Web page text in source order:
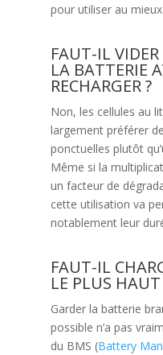
pour utiliser au
FAUT-IL
LA BATTERIE
RECHARGER ?
Non, les cellules au
largement préférer
ponctuelles plutôt
Même si la
un facteur de
cette utilisation va
notablement leur
FAUT-IL
LE PLUS
Garder la batterie
possible n’a pas
du BMS (Battery